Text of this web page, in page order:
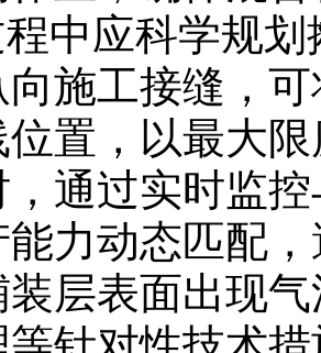
中应科学规
施工接缝，
置，以最大
通过实时监
力动态匹配
层表面出现